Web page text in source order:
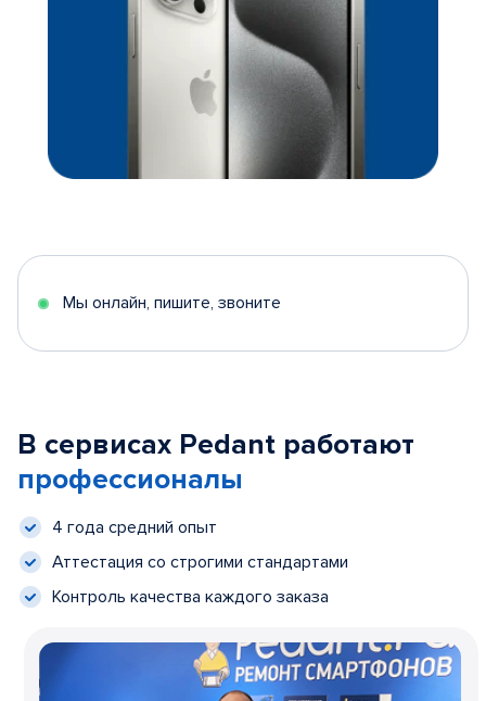
Мы онлайн, пишите, звоните
В сервисах Pedant работают
профессионалы
4 года средний опыт
Аттестация со строгими стандартами
Контроль качества каждого заказа